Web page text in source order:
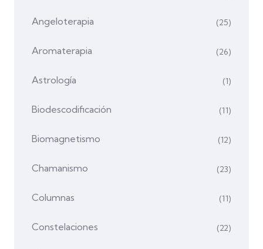
Angeloterapia (25)
Aromaterapia (26)
Astrología (1)
Biodescodificación (11)
Biomagnetismo (12)
Chamanismo (23)
Columnas (11)
Constelaciones (22)